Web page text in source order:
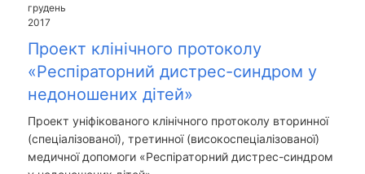
грудень
2017
Проект клінічного протоколу
«Респіраторний дистрес-синдром у
недоношених дітей»
Проект уніфікованого клінічного протоколу вторинної
(спеціалізованої), третинної (високоспеціалізованої)
медичної допомоги «Респіраторний дистрес-синдром